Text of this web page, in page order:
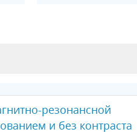
резонансной
и без контраста